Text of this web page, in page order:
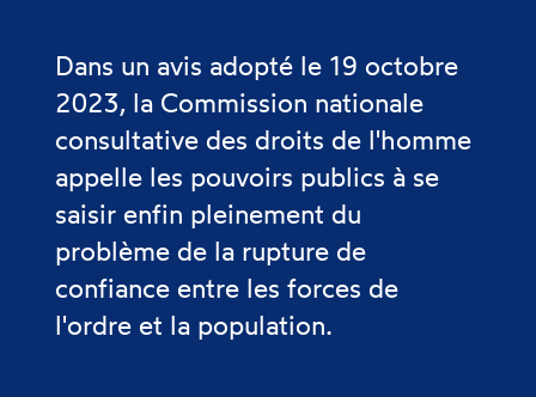
Dans un avis adopté le 19 octobre
2023, la Commission nationale
consultative des droits de l'homme
appelle les pouvoirs publics à se
saisir enfin pleinement du
problème de la rupture de
confiance entre les forces de
l'ordre et la population.